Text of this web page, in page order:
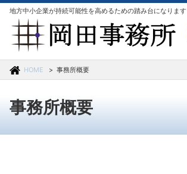
地方中小企業が持続可能性を高めるための踏み台になります
HOME 事務所概要
事務所概要